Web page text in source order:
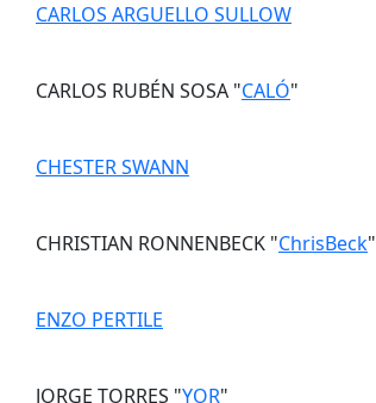
CARLOS ARGUELLO SULLOW
CARLOS RUBÉN SOSA "CALÓ"
CHESTER SWANN
CHRISTIAN RONNENBECK "ChrisBeck"
ENZO PERTILE
JORGE TORRES "YOR"